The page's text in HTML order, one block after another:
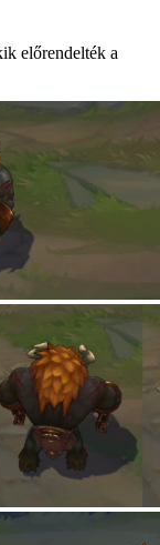
előrendelték a